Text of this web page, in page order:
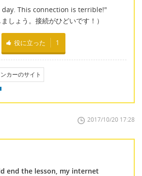
This connection is terrible!"
しょう。接続がひどいです！）
役に立った 1
カーのサイト
2017/10/20 17:28
end the lesson, my internet